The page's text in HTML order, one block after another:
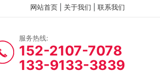
网站首页 关于我们 联系我们
服务热线:
152-2107-7078
133-9133-3839